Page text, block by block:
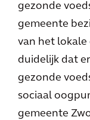
gezonde
gemeente
van het lokale
duidelijk dat
gezonde
sociaal
gemeente